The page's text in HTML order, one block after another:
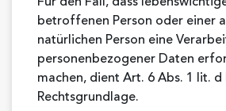
betroffenen Person oder einer
natürlichen Person eine
personenbezogener Daten
machen, dient Art. 6 Abs. 1 lit. d
Rechtsgrundlage.